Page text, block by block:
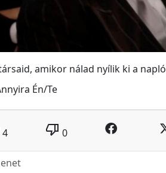
amikor nálad nyílik ki a napló
Én/Te
4 thumb_down 0